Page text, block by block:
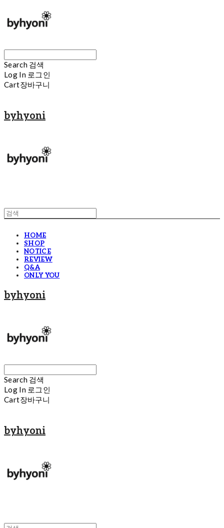
Search 검색
Log In 로그인
Cart장바구니
byhyoni
HOME
SHOP
NOTICE
REVIEW
Q&A
ONLY YOU
byhyoni
Search 검색
Log In 로그인
Cart장바구니
byhyoni